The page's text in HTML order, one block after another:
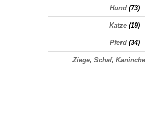
Hund(73)
Katze (19)
Pferd(34)
Ziege, Schaf,